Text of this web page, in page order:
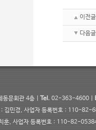
이전글
다음글
동문회관 4층 |
Tel. 02-363-4600 |
: 김민경, 사업자 등록번호 : 110-82-
훈, 사업자 등록번호 : 110-82-